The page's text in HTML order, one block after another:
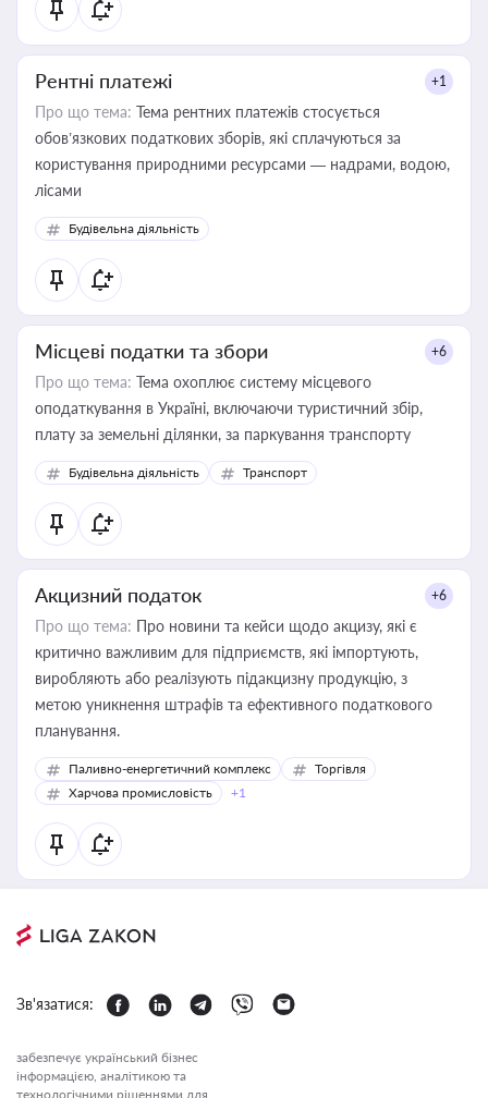
Рентні платежі +1
Про що тема: Тема рентних платежів стосується
обов’язкових податкових зборів, які сплачуються за
користування природними ресурсами — надрами, водою,
лісами
Будівельна діяльність
Місцеві податки та збори +6
Про що тема: Тема охоплює систему місцевого
оподаткування в Україні, включаючи туристичний збір,
плату за земельні ділянки, за паркування транспорту
Будівельна діяльність Транспорт
Акцизний податок +6
Про що тема: Про новини та кейси щодо акцизу, які є
критично важливим для підприємств, які імпортують,
виробляють або реалізують підакцизну продукцію, з
метою уникнення штрафів та ефективного податкового
планування.
Паливно-енергетичний комплекс
Торгівля
Харчова промисловість
+1
Зв'язатися:
забезпечує український бізнес
інформацією, аналітикою та
технологічними рішеннями для